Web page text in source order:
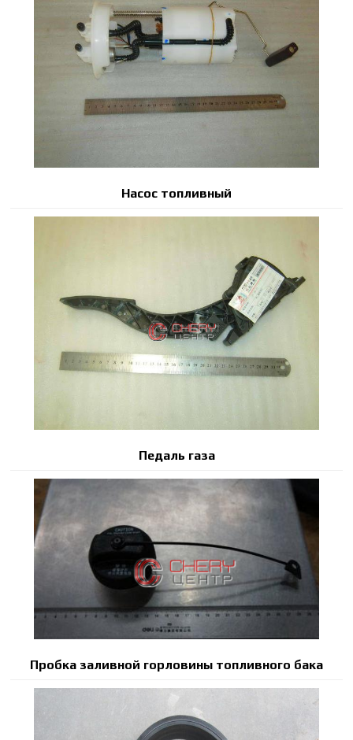
Насос топливный
Педаль газа
Пробка заливной горловины топливного бака